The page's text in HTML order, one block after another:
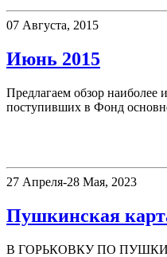
07 Августа, 2015
Июнь 2015
Предлагаем обзор наиболее
поступивших в Фонд
27 Апреля-28 Мая, 2023
Пушкинская
В ГОРЬКОВКУ ПО